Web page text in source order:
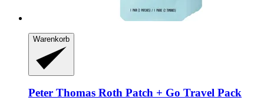
Warenkorb
Peter Thomas Roth Patch + Go Travel Pack